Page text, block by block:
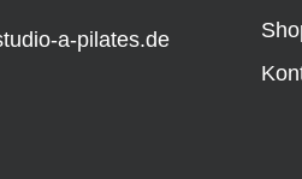
a-pilates.de